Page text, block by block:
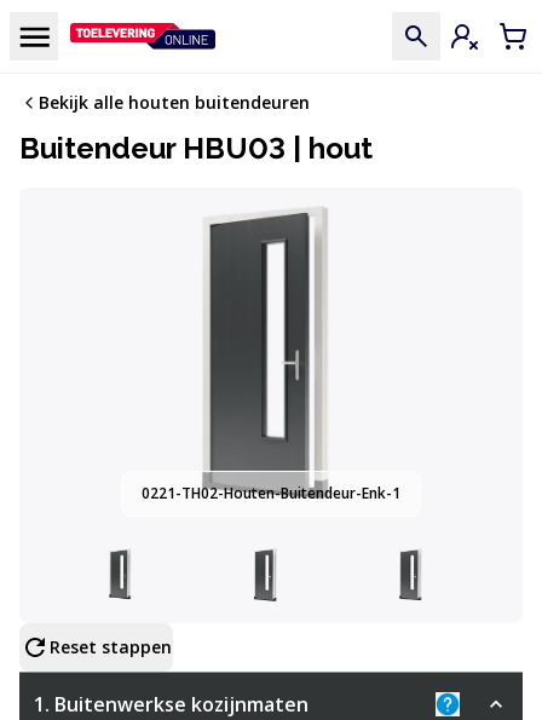
Menu Inloggen
Bekijk alle houten buitendeuren
Buitendeur HBU03 | hout
0221-TH02-Houten-Buitendeur-Enk-1
Configureer product
Reset stappen
1. Buitenwerkse kozijnmaten
Uitleg: De